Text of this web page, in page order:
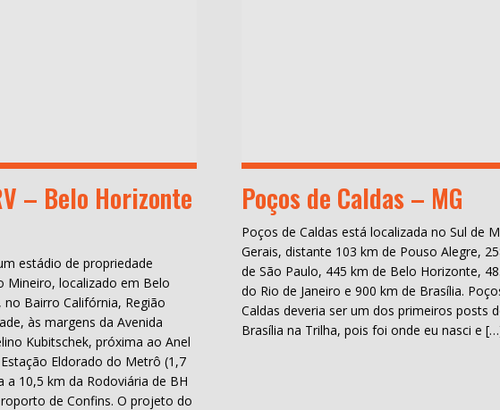
– Belo Horizonte
estádio de propriedade
Mineiro, localizado em Belo
no Bairro Califórnia, Região
às margens da Avenida
Kubitschek, próxima ao Anel
Eldorado do Metrô (1,7
a 10,5 km da Rodoviária de BH
de Confins. O projeto do
Poços de Caldas – MG
Poços de Caldas está localizada no Sul de
Gerais, distante 103 km de Pouso Alegre,
de São Paulo, 445 km de Belo Horizonte,
do Rio de Janeiro e 900 km de Brasília.
Caldas deveria ser um dos primeiros posts
Brasília na Trilha, pois foi onde eu nasci e